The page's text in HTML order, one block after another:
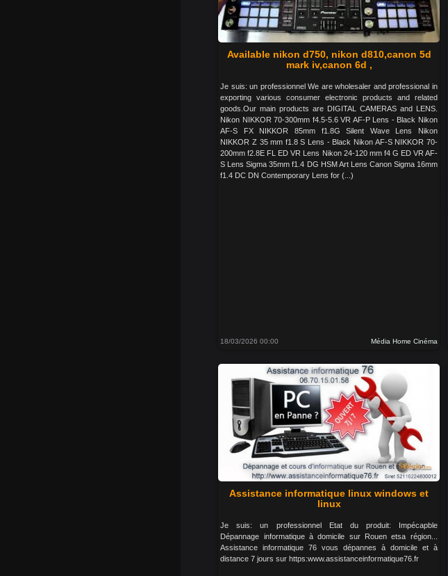
Available nikon d750, nikon d810,canon 5d
mark iv,canon 6d ,
Je suis: un professionnel We are wholesaler and professional in
exporting various consumer electronic products and related
goods.Our main products are DIGITAL CAMERAS and LENS.
Nikon NIKKOR 70-300mm f4.5-5.6 VR AF-P Lens - Black Nikon
AF-S FX NIKKOR 85mm f1.8G Silent Wave Lens Nikon
NIKKOR Z 35 mm f1.8 S Lens - Black Nikon AF-S NIKKOR 70-
200mm f2.8E FL ED VR Lens Nikon 24-120 mm f4 G ED VR AF-
S Lens Sigma 35mm f1.4 DG HSM Art Lens Canon Sigma 16mm
f1.4 DC DN Contemporary Lens for (...)
18/03/2026 00:00 Média Home Cinéma
Assistance informatique linux windows et
linux
Je suis: un professionnel Etat du produit: Impécapble
Dépannage informatique à domicile sur Rouen etsa région...
Assistance informatique 76 vous dépannes à domicile et à
distance 7 jours sur https:www.assistanceinformatique76.fr